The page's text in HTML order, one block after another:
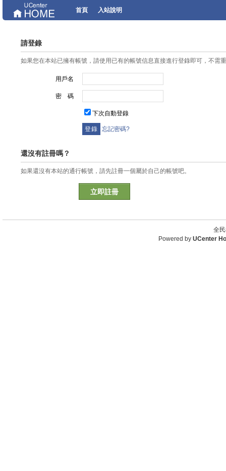
首頁 入站說明
請登錄
如果您在本站已擁有帳號，請使用已有的帳號信息直接進行登錄即可，不需
用戶名
密 碼
下次自動登錄
忘記密碼?
還沒有註冊嗎？
如果還沒有本站的通行帳號，請先註冊一個屬於自己的帳號吧。
立即註冊
全
Powered by UCenter